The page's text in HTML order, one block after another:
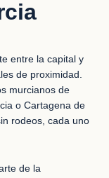
entre la capital y
de proximidad.
murcianos de
o Cartagena de
rodeos, cada uno
de la